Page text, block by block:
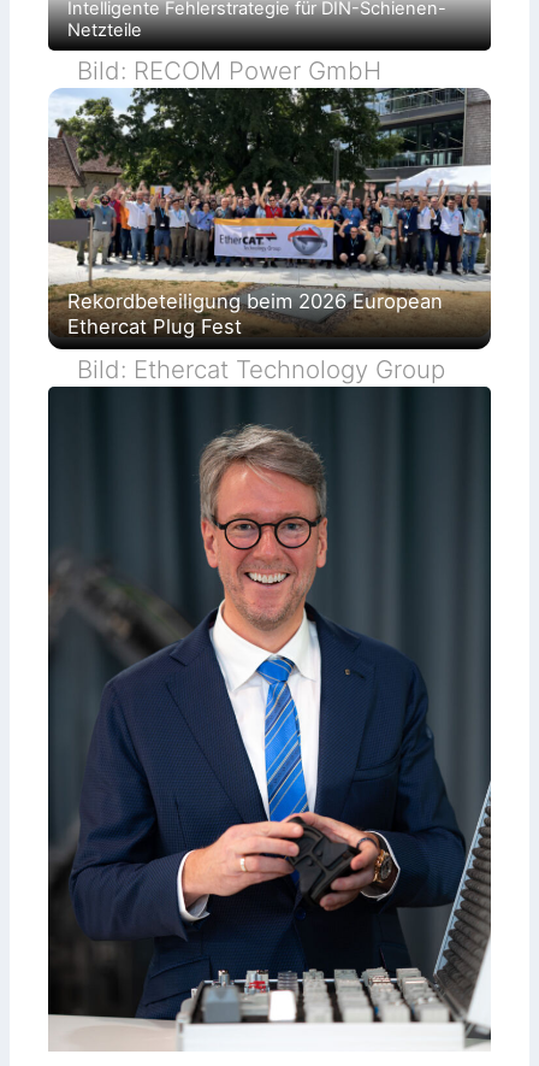
Intelligente Fehlerstrategie für DIN-Schienen-
Netzteile
Bild: RECOM Power GmbH
Rekordbeteiligung beim 2026 European
Ethercat Plug Fest
Bild: Ethercat Technology Group